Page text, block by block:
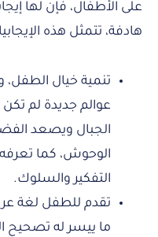
على الأطفال، فإن لها
هادفة، تتمثل هذه
تنمية خيال الطفل،
عوالم جديدة لم
الجبال ويصعد
الوحوش، كما
التفكير والسلوك.
تقدم للطفل لغة
ما ييسر له تصحيح